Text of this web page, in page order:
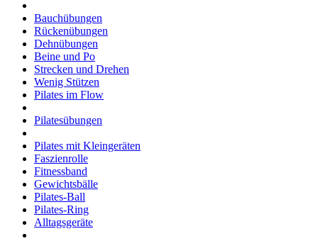
Bauchübungen
Rückenübungen
Dehnübungen
Beine und Po
Strecken und Drehen
Wenig Stützen
Pilates im Flow
Pilatesübungen
Pilates mit Kleingeräten
Faszienrolle
Fitnessband
Gewichtsbälle
Pilates-Ball
Pilates-Ring
Alltagsgeräte